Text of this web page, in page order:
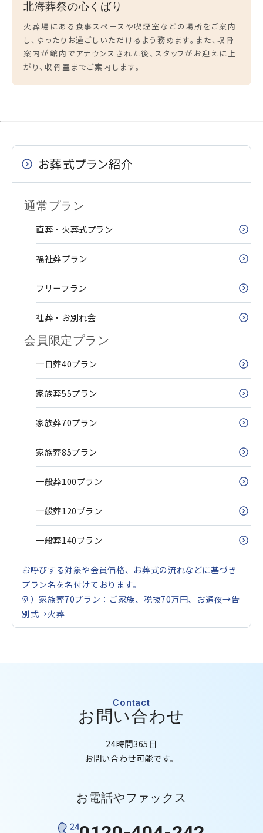
北海葬祭の心くばり
火葬場にある食事スペースや喫煙室などの場所をご案内
し、ゆったりお過ごしいただけるよう務めます。また、収骨
案内が館内でアナウンスされた後、スタッフがお迎えに上
がり、収骨室までご案内します。
お葬式プラン紹介
通常プラン
直葬・火葬式プラン
福祉葬プラン
フリープラン
社葬・お別れ会
会員限定プラン
一日葬40プラン
家族葬55プラン
家族葬70プラン
家族葬85プラン
一般葬100プラン
一般葬120プラン
一般葬140プラン
お呼びする対象や会員価格、お葬式の流れなどに基づき
プラン名を名付けております。
例）家族葬70プラン：ご家族、税抜70万円、お通夜→告
別式→火葬
お問い合わせ
Contact
24時間365日
お問い合わせ可能です。
お電話やファックス